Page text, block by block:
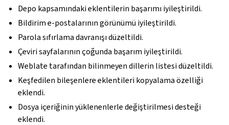
Depo kapsamındaki eklentilerin başarımı iyileştirildi.
Bildirim e-postalarının görünümü iyileştirildi.
Parola sıfırlama davranışı düzeltildi.
Çeviri sayfalarının çoğunda başarım iyileştirildi.
Weblate tarafından bilinmeyen dillerin listesi düzeltildi.
Keşfedilen bileşenlere eklentileri kopyalama özelliği
eklendi.
Dosya içeriğinin yüklenenlerle değiştirilmesi desteği
eklendi.